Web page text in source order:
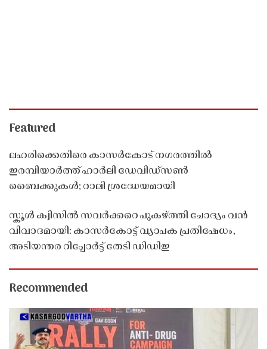
Featured
ലഹരിക്കെതിരെ കാസർകോട് നഗരത്തിൽ
ഇരമ്പിയാർത്ത് ഹാർലി ഡേവിഡ്‌സൺ
ബൈക്കുകൾ; റാലി ശ്രദ്ധേയമായി
സ്കൂൾ ക്വിസിൽ സവർക്കറെ പുകഴ്ത്തി ചോദ്യം വൻ
വിവാദമായി: കാസർകോട്ട് വ്യാപക പ്രതിഷേധം,
അടിയന്തര റിപ്പോർട്ട് തേടി ഡിഡിഇ
Recommended